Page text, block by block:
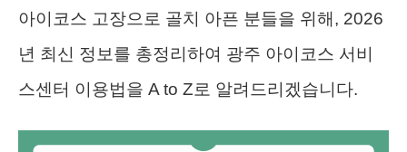
아이코스 고장으로 골치 아픈 분들을 위해, 2026
년 최신 정보를 총정리하여 광주 아이코스 서비
스센터 이용법을 A to Z로 알려드리겠습니다.